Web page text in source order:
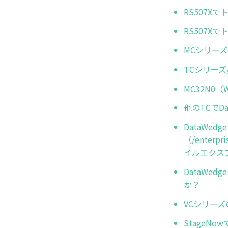
RS507Xで
RS507Xで
MCシリー
TCシリー
MC32N0（
他のTCで
（/
イルエクス
か？
VCシリー
StageNow